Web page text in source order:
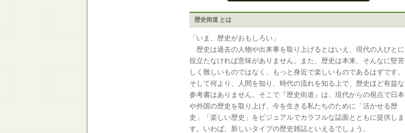
歴史街道 とは
「いま、歴史がおもしろい」
歴史は過去の人物や出来事を取り上げるとはいえ、現代の人びとに
役立たなければ意味がありません。また、歴史は本来、そんなに堅苦
しく難しいものではなく、もっと身近で楽しいものであるはずです。
そして何より、人間を知り、時代の流れを知る上で、歴史ほど有益な
参考書はありません。そこで『歴史街道』は、現代からの視点で日本
や外国の歴史を取り上げ、今を生きる私たちのために「活かせる歴
史」「楽しい歴史」をビジュアルでカラフルな誌面とともに提供しま
す。いわば、新しいタイプの歴史雑誌といえるでしょう。